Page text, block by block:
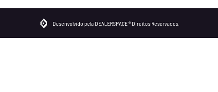
Desenvolvido pela DEALERSPACE ® Direitos Reservados.